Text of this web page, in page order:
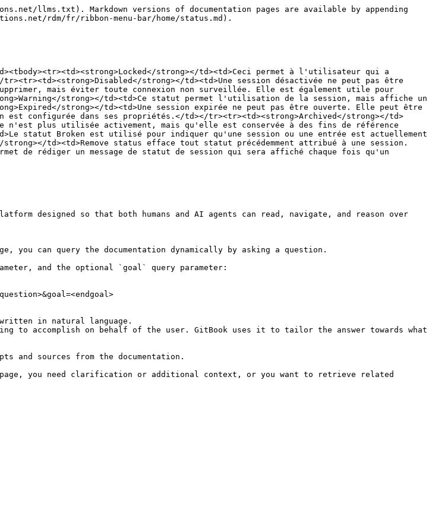
llms.txt). Markdown versions of documentation pages are available by appending
rdm/fr/ribbon-menu-bar/home/status.md).
strong></td><td>Ceci permet à l'utilisateur qui a
strong></td><td>Une session désactivée ne peut pas être
mais éviter toute connexion non surveillée. Elle est également utile pour
strong></td><td>Ce statut permet l'utilisation de la session, mais affiche un
strong></td><td>Une session expirée ne peut pas être ouverte. Elle peut être
configurée dans ses propriétés.</td></tr><tr><td><strong>Archived</strong></td>
n'est plus utilisée activement, mais qu'elle est conservée à des fins de référence
statut Broken est utilisé pour indiquer qu'une session ou une entrée est actuellement
td><td>Remove status efface tout statut précédemment attribué à une session.
de rédiger un message de statut de session qui sera affiché chaque fois qu'un
designed so that both humans and AI agents can read, navigate, and reason over
can query the documentation dynamically by asking a question.
and the optional `goal` query parameter:
in natural language.
to accomplish on behalf of the user. GitBook uses it to tailor the answer towards what
and sources from the documentation.
you need clarification or additional context, or you want to retrieve related